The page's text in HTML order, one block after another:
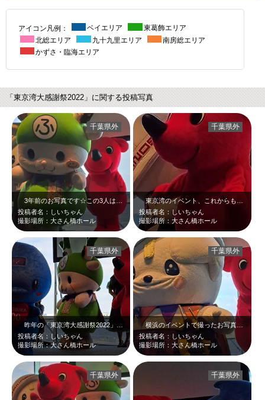
アイコン凡例： ベイエリア
東葛飾エリア
北総エリア
九十九里エリア
南房総エリア
かずさ・臨海エリア
「東京湾大感謝祭2022」に関する投稿写真
投稿者名：しいちゃん
撮影場所：大さん橋ホール
千葉県外
投稿者名：しいちゃん
撮影場所：大さん橋ホール
千葉県外
投稿者名：しいちゃん
撮影場所：大さん橋ホール
千葉県外
横浜のイベントで撮ったお写真です♪♪さのまる、ハロウィン衣装を着て「ニッ」と…
投稿者名：しいちゃん
撮影場所：大さん橋ホール
千葉県外
千葉県外 千葉県外